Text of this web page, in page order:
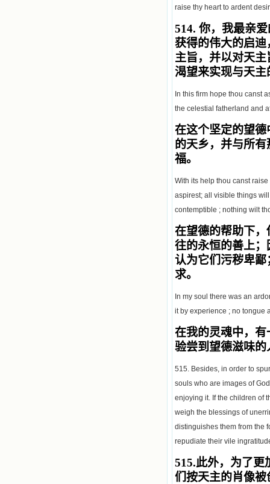
raise thy heart to ardent
514. 你，我最亲
获得的伟大的启
主旨，并以对天
渴望来实现与天
In this firm hope thou canst
the celestial fatherland and
在这个坚定的望
的天乡，并与所
福。
With its help thou canst
aspirest; all visible things
contemptible ; nothing wilt
在望德的帮助下
往的永恒的善上；
认为它们污秽卑
求。
In my soul there was an
it by experience ; no tongue
在我的灵魂中，
验尝到望德滋味的
515. Besides, in order to
souls who are images of
enjoying it. If the children of
weigh the blessings of
distinguishes them from the
repudiate their vile
515.此外，为了更
们按天主的肖像被